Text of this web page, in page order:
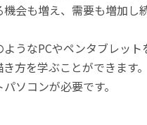
会も増え、需要も増加し
ようなPCやペンタブレット
方を学ぶことができます。
ソコンが必要です。